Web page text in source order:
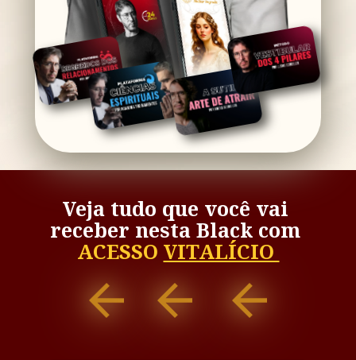
Veja tudo que você vai
ACESSO VITALÍCIO